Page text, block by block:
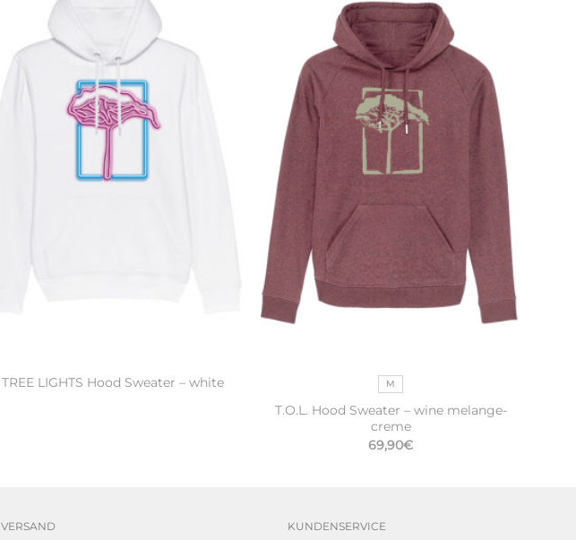
TREE LIGHTS Hood Sweater – white M
T.O.L. Hood Sweater – wine melange-
creme
69,90€
VERSAND KUNDENSERVICE